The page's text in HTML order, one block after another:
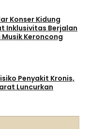
Konser Kidung
Inklusivitas Berjalan
Keroncong
Penyakit Kronis,
Luncurkan